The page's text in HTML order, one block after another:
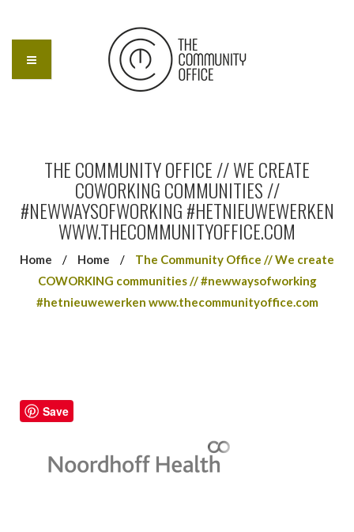
THE COMMUNITY OFFICE // WE CREATE
COWORKING COMMUNITIES //
#NEWWAYSOFWORKING #HETNIEUWEWERKEN
WWW.THECOMMUNITYOFFICE.COM
Home / Home /
The Community Office // We create
COWORKING communities // #newwaysofworking
#hetnieuwewerken www.thecommunityoffice.com
Save